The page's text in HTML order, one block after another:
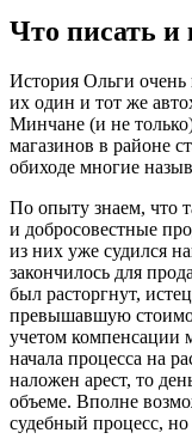
Что писать и
История Ольги очень
их один и тот же
Минчане (и не
магазинов в районе
обиходе многие
По опыту знаем, что
и добросовестные
из них уже судился
закончилось для
был расторгнут,
превышавшую
учетом компенсации
начала процесса на
наложен арест, то
объеме. Вполне
судебный процесс,